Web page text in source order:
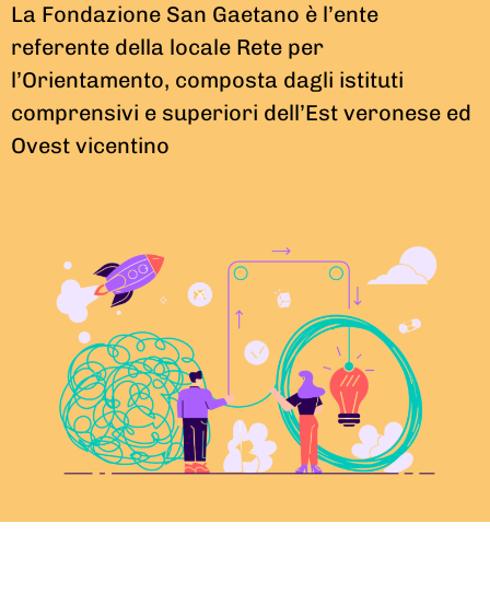
La Fondazione San Gaetano è l’ente
referente della locale Rete per
l’Orientamento, composta dagli istituti
comprensivi e superiori dell’Est veronese ed
Ovest vicentino